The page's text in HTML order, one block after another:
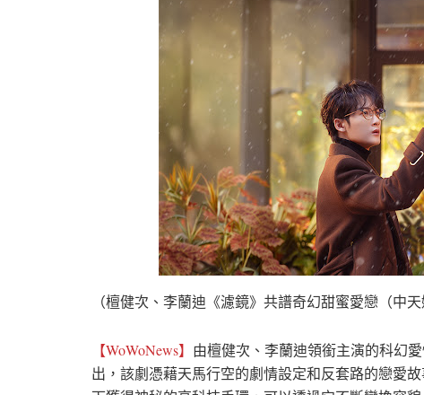
（檀健次、李蘭迪《濾鏡》共譜奇幻甜蜜愛戀（中天
【WoWoNews】 由檀健次、李蘭迪領銜主演的科幻
出，該劇憑藉天馬行空的劇情設定和反套路的戀愛